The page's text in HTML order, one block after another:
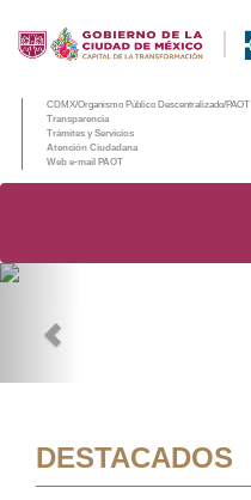
CDMX/Organismo Público Descentralizado/PAOT
Transparencia
Trámites y Servicios
Atención Ciudadana
Web e-mail PAOT
DESTACADOS